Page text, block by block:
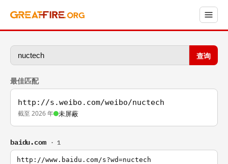
查询
最佳匹配
http://s.weibo.com/weibo/nuctech
截至 2026 年 未屏蔽
baidu.com · 1
http://www.baidu.com/s?wd=nuctech